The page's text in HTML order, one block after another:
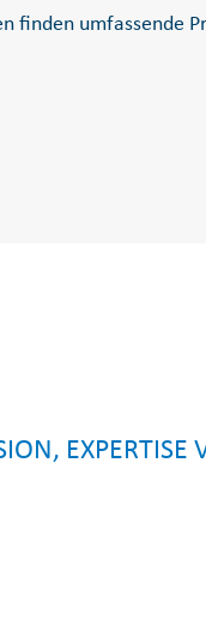
finden umfassende
EXPERTISE